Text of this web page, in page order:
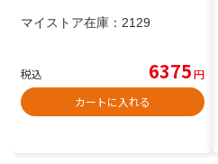
マイストア在庫： 2129
税込 6375円
カートに入れる